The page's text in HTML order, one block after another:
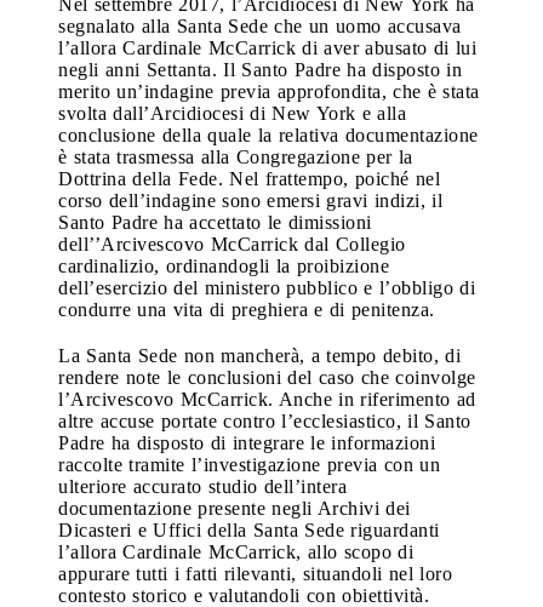
segnalato alla Santa Sede che un uomo accusava
l’allora Cardinale McCarrick di aver abusato di lui
negli anni Settanta. Il Santo Padre ha disposto in
merito un’indagine previa approfondita, che è stata
svolta dall’Arcidiocesi di New York e alla
conclusione della quale la relativa documentazione
è stata trasmessa alla Congregazione per la
Dottrina della Fede. Nel frattempo, poiché nel
corso dell’indagine sono emersi gravi indizi, il
Santo Padre ha accettato le dimissioni
dell’’Arcivescovo McCarrick dal Collegio
cardinalizio, ordinandogli la proibizione
dell’esercizio del ministero pubblico e l’obbligo di
condurre una vita di preghiera e di penitenza.
La Santa Sede non mancherà, a tempo debito, di
rendere note le conclusioni del caso che coinvolge
l’Arcivescovo McCarrick. Anche in riferimento ad
altre accuse portate contro l’ecclesiastico, il Santo
Padre ha disposto di integrare le informazioni
raccolte tramite l’investigazione previa con un
ulteriore accurato studio dell’intera
documentazione presente negli Archivi dei
Dicasteri e Uffici della Santa Sede riguardanti
l’allora Cardinale McCarrick, allo scopo di
appurare tutti i fatti rilevanti, situandoli nel loro
contesto storico e valutandoli con obiettività.